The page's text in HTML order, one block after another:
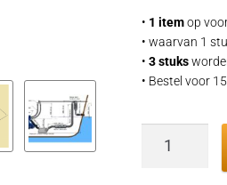
• 1 itemop
• waarvan 1
•3 stuks
• Bestel voor